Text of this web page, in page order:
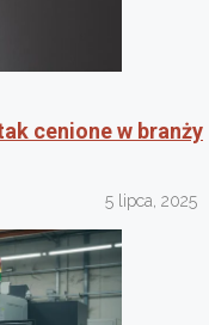
cenione w branży
5 lipca, 2025